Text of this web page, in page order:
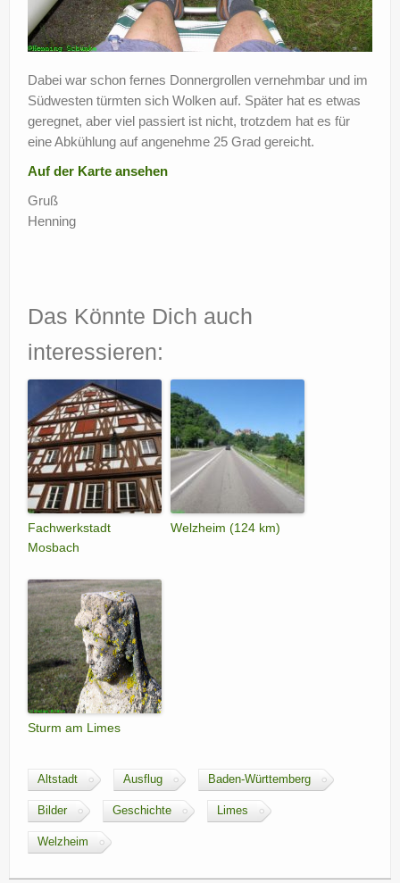
Dabei war schon fernes Donnergrollen vernehmbar und im
Südwesten türmten sich Wolken auf. Später hat es etwas
geregnet, aber viel passiert ist nicht, trotzdem hat es für
eine Abkühlung auf angenehme 25 Grad gereicht.
Auf der Karte ansehen
Gruß
Henning
Das Könnte Dich auch
interessieren:
Fachwerkstadt
Mosbach
Welzheim (124 km)
Sturm am Limes
Altstadt Ausflug Baden-Württemberg
Bilder Geschichte Limes
Welzheim